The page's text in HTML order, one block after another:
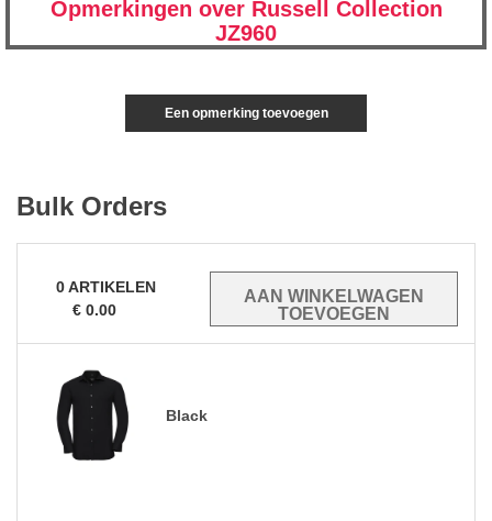
Opmerkingen over Russell Collection
JZ960
Een opmerking toevoegen
Bulk Orders
0ARTIKELEN
€ 0.00
Black